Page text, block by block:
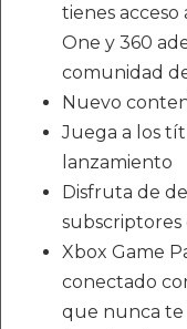
tienes acceso
One y 360
comunidad
Nuevo
Juega a los
lanzamiento
Disfruta de
subscriptores
Xbox Game
conectado
que nunca te